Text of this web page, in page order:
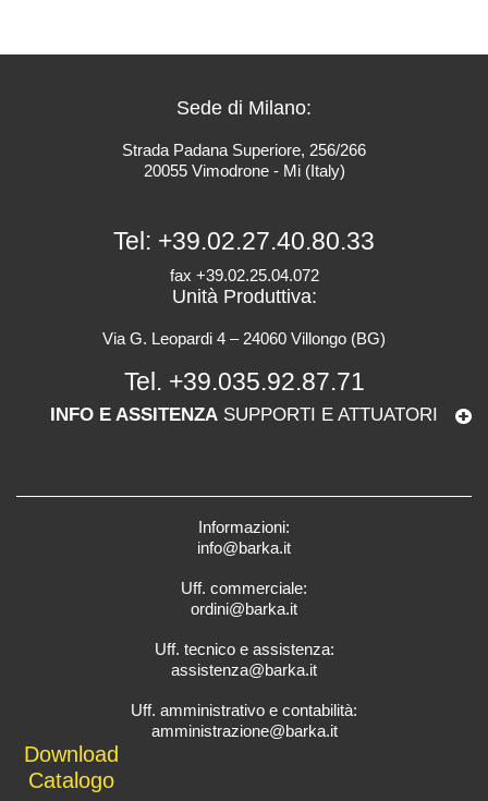
Sede di Milano:
Strada Padana Superiore, 256/266
20055 Vimodrone - Mi (Italy)
Tel: +39.02.27.40.80.33
fax +39.02.25.04.072
Unità Produttiva:
Via G. Leopardi 4 – 24060 Villongo (BG)
Tel. +39.035.92.87.71
INFO E ASSITENZA SUPPORTI E ATTUATORI
Informazioni:
info@barka.it
Uff. commerciale:
ordini@barka.it
Uff. tecnico e assistenza:
assistenza@barka.it
Uff. amministrativo e contabilità:
amministrazione@barka.it
Download
Catalogo